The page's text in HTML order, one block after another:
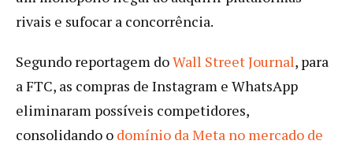
rivais e sufocar a concorrência.
Segundo reportagem doWall Street Journal, para
a FTC, as compras de Instagram e WhatsApp
eliminaram possíveis competidores,
consolidando o domínio da Meta no mercado de